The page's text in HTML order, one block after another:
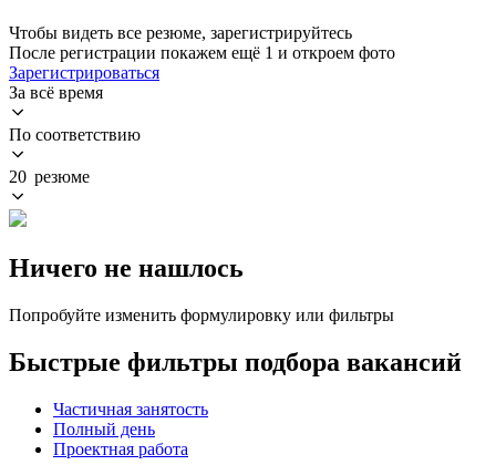
Чтобы видеть все резюме, зарегистрируйтесь
После регистрации покажем ещё 1 и откроем фото
Зарегистрироваться
За всё время
По соответствию
20 резюме
Ничего не нашлось
Попробуйте изменить формулировку или фильтры
Быстрые фильтры подбора вакансий
Частичная занятость
Полный день
Проектная работа